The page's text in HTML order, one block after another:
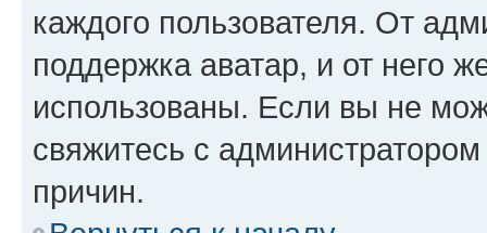
каждого пользователя. От
поддержка аватар, и от него
использованы. Если вы не
свяжитесь с
причин.